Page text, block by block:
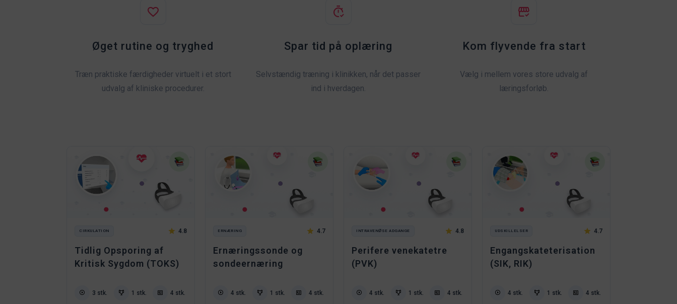
Øget rutine og tryghed
Træn praktiske færdigheder virtuelt i et stort
udvalg af kliniske procedurer.
Spar tid på oplæring
Selvstændig træning i klinikken, når det passer
ind i hverdagen.
Kom flyvende fra start
Vælg i mellem vores store udvalg af
læringsforløb.
CIRKULATION 4.8
Tidlig Opsporing af
Kritisk Sygdom (TOKS)
3 stk. 1 stk. 4 stk.
ERNÆRING 4.7
Ernæringssonde og
sondeernæring
4 stk. 1 stk. 4 stk.
INTRAVENØSE ADGANGE 4.8
Perifere venekatetre
(PVK)
4 stk. 1 stk. 4 stk.
UDSKILLELSER 4.7
Engangskateterisation
(SIK, RIK)
4 stk. 1 stk. 4 stk.